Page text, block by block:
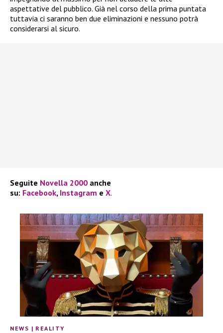
aspettative del pubblico. Già nel corso della prima puntata
tuttavia ci saranno ben due eliminazioni e nessuno potrà
considerarsi al sicuro.
Seguite Novella 2000 anche
su: Facebook, Instagram e X.
NEWS | REALITY